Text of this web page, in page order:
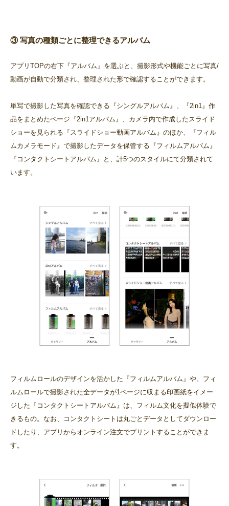
③ 写真の種類ごとに整理できるアルバム
アプリTOPの右下『アルバム』を選ぶと、撮影形式や機能ごとに写真/
動画が自動で分類され、整理された形で確認することができます。
単写で撮影した写真を確認できる『シングルアルバム』、『2in1』作
品をまとめたページ『2in1アルバム』、カメラ内で作成したスライド
ショーを見られる『スライドショー動画アルバム』のほか、『フィル
ムカメラモード』で撮影したデータを保管する『フィルムアルバム』
『コンタクトシートアルバム』と、計5つのスタイルにて分類されて
います。
フィルムロールのデザインを活かした『フィルムアルバム』や、フィ
ルムロールで撮影された全データが1ページに収まる印画紙をイメー
ジした『コンタクトシートアルバム』は、フィルム文化を擬似体験で
きるもの。なお、コンタクトシートは丸ごとデータとしてダウンロー
ドしたり、アプリからオンライン注文でプリントすることができま
す。